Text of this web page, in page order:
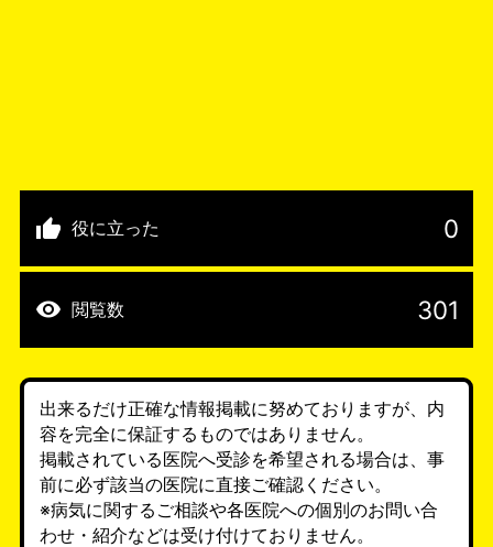
役に立った 0
閲覧数 301
出来るだけ正確な情報掲載に努めておりますが、内
容を完全に保証するものではありません。
掲載されている医院へ受診を希望される場合は、事
前に必ず該当の医院に直接ご確認ください。
※病気に関するご相談や各医院への個別のお問い合
わせ・紹介などは受け付けておりません。